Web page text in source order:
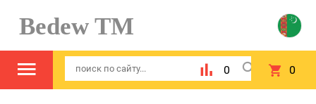
Bedew TM
0 0